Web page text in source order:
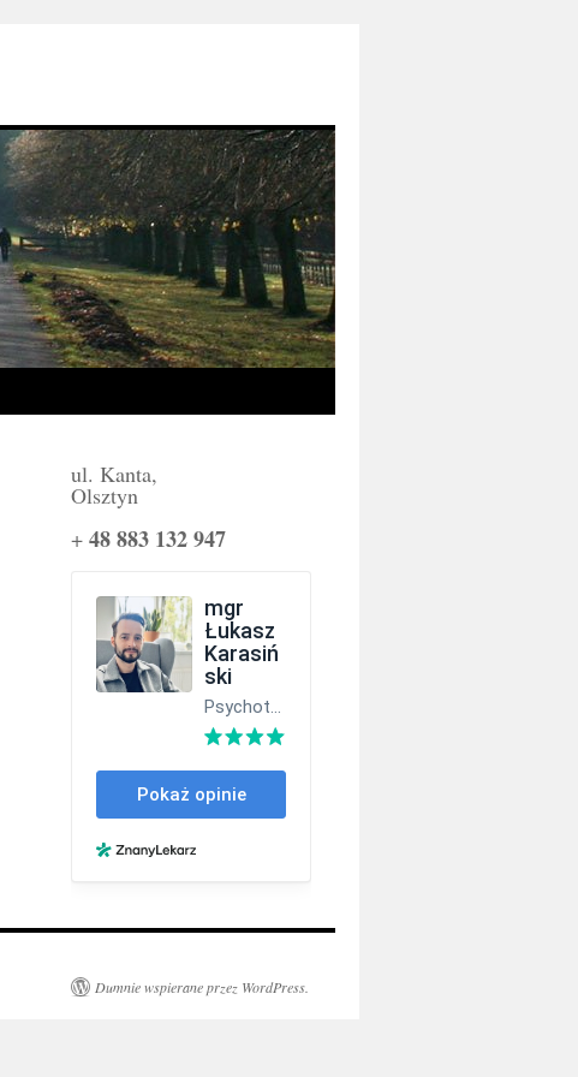
ul. Kanta,
Olsztyn
+ 48 883 132 947
Dumnie wspierane przez WordPress.